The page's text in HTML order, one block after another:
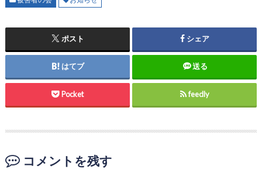
ポスト シェア
はてブ 送る
Pocket feedly
コメントを残す